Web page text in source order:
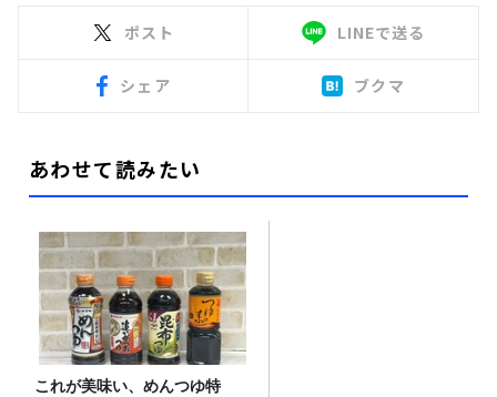
ポスト LINEで送る
シェア ブクマ
あわせて読みたい
これが美味い、めんつゆ特